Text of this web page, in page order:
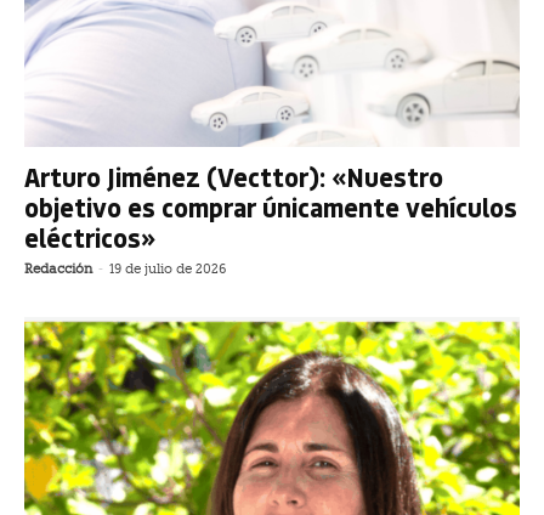
Arturo Jiménez (Vecttor): «Nuestro
objetivo es comprar únicamente vehículos
eléctricos»
Redacción - 19 de julio de 2026